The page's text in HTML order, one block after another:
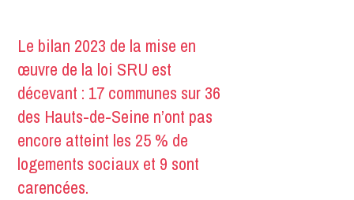
Le bilan 2023 de la mise en
œuvre de la loi SRU est
décevant : 17 communes sur 36
des Hauts-de-Seine n’ont pas
encore atteint les 25 % de
logements sociaux et 9 sont
carencées.